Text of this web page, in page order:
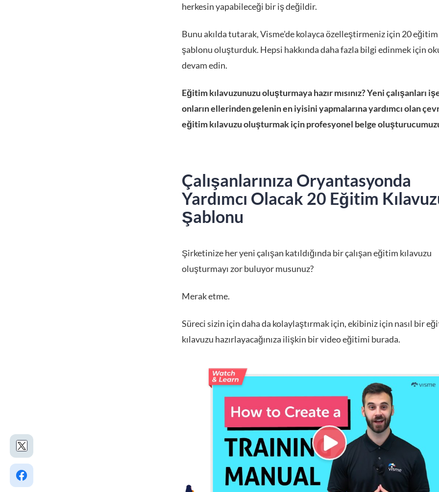
herkesin yapabileceği bir iş değildir.
Bunu akılda tutarak, Visme'de kolayca özelleştirmeniz için 20 eğitim
şablonu oluşturduk. Hepsi hakkında daha fazla bilgi edinmek için
devam edin.
Eğitim kılavuzunuzu oluşturmaya hazır mısınız? Yeni çalışanları
onların ellerinden gelenin en iyisini yapmalarına yardımcı olan
eğitim kılavuzu oluşturmak için profesyonel belge
Çalışanlarınıza Oryantasyonda
Yardımcı Olacak 20 Eğitim
Şablonu
Şirketinize her yeni çalışan katıldığında bir çalışan eğitim kılavuzu
oluşturmayı zor buluyor musunuz?
Merak etme.
Süreci sizin için daha da kolaylaştırmak için, ekibiniz için nasıl bir
kılavuzu hazırlayacağınıza ilişkin bir video eğitimi burada.